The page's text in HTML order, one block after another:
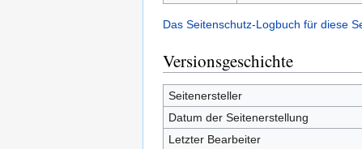
Das Seitenschutz-Logbuch für diese
Versionsgeschichte
Seitenersteller
Datum der Seitenerstellung
Letzter Bearbeiter